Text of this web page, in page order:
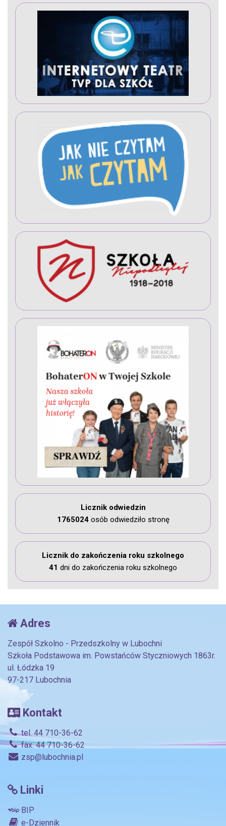
Licznik odwiedzin
1765024osób odwiedziło stronę
Licznik do zakończenia roku szkolnego
41 dni do zakończenia roku szkolnego
Adres
Zespół Szkolno - Przedszkolny w Lubochni
Szkoła Podstawowa im. Powstańców Styczniowych 1863r.
ul. Łódzka 19
97-217 Lubochnia
Kontakt
tel. 44 710-36-62
fax. 44 710-36-62
zsp@lubochnia.pl
Linki
BIP
e-Dziennik